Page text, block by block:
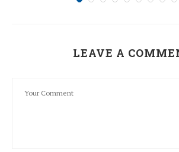
LEAVE A